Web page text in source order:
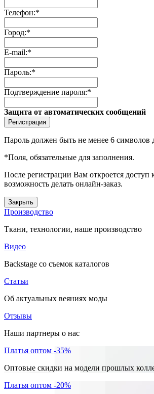
Телефон:*
Город:*
E-mail:*
Пароль:*
Подтверждение пароля:*
Защита от автоматических сообщений
Пароль должен быть не менее 6 символов
*Поля, обязательные для заполнения.
После регистрации Вам откроется
возможность делать онлайн-заказ.
Закрыть
Производство
Ткани, технологии, наше производство
Видео
Backstage со съемок каталогов
Статьи
Об актуальных веяниях моды
Отзывы
Наши партнеры о нас
Платья оптом -35%
Оптовые скидки на модели прошлых
Платья оптом -20%